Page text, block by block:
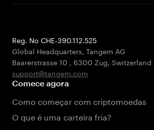
Reg. No CHE-390.112.525
Global Headquarters, Tangem AG
Baarerstrasse 10 , 6300 Zug, Switzerland
support@tangem.com
Comece agora
Como começar com criptomoedas
O que é uma carteira fria?